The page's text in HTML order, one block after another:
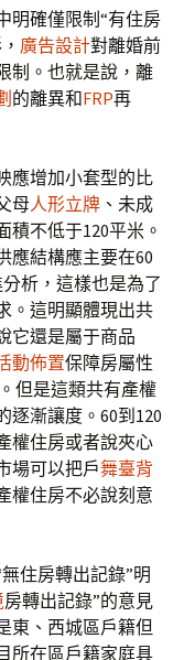
明確僅限制“有住房
廣告設計對離婚前
制。也就是說，離
的離異和FRP再
應增加小套型的比
母人形立牌 、未成
不低于120平米。
應結構應主要在60
析，這樣也是為了
。這明顯體現出共
它還是屬于商品
動佈置保障房屬性
但是這類共有產權
逐漸讓度。60到120
權住房或者說夾心
場可以把戶舞臺背
權住房不必說刻意
住房轉出記錄”明
房轉出記錄”的意見
東、西城區戶籍但
所在區戶籍家庭具